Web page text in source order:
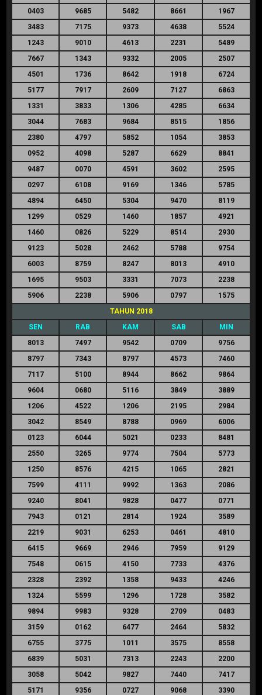
0403
9685 5482 8661
1967
3483
7175 9373 4638
5524
1243
9010 4613 2231
5489
7667
1343 9332 2005
2507
4501
1736 8642 1918
6724
5177
7917 2609 7127
6863
1331
3833 1306 4285
6634
3044
7683 9684 8515
1856
2380
4797 5852 1054
3853
0952
4098 5287 6629
8841
9487
0070 4591 3602
2595
0297
6108 9169 1346
5785
4894
6450 5304 9470
8119
1299
0529 1460 1857
4921
1460
0826 5229 8514
2930
9123
5028 2462 5788
9754
6003
8759 8247 8013
4910
1695
9503 3331 7073
2238
5906
2238 5906 0797
1575
TAHUN 2018
SEN
RAB KAM SAB
MIN
8013
7497 9542 0709
9756
8797
7343 8797 4573
7460
7117
5100 8944 8662
9864
9604
0680 5116 3849
3889
1206
4522 1206 2195
2984
3042
8549 8788 0969
6006
0123
6044 5021 0233
8481
2550
3265 9774 7504
5773
1250
8576 4215 1065
2821
7599
4111 9992 1363
2086
9240
8041 9828 0477
0771
7943
0121 2814 1924
3589
2219
9031 6253 0461
4810
6415
9669 2946 7959
9129
7548
0615 4150 7733
4376
2328
2392 1358 9433
4246
1324
5599 1296 1728
3582
9894
9983 9328 2709
0483
3159
0162 6477 2464
5832
6755
3775 1011 3575
8558
6839
5031 7313 2243
2200
3058
5042 9827 7440
7417
5171
9356 0727 9068
3390